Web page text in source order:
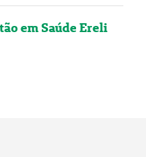
em Saúde Ereli